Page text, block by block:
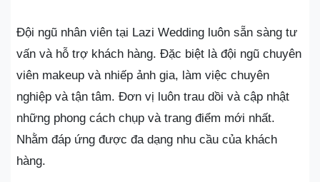
Đội ngũ nhân viên tại Lazi Wedding luôn sẵn sàng tư
vấn và hỗ trợ khách hàng. Đặc biệt là đội ngũ chuyên
viên makeup và nhiếp ảnh gia, làm việc chuyên
nghiệp và tận tâm. Đơn vị luôn trau dồi và cập nhật
những phong cách chụp và trang điểm mới nhất.
Nhằm đáp ứng được đa dạng nhu cầu của khách
hàng.